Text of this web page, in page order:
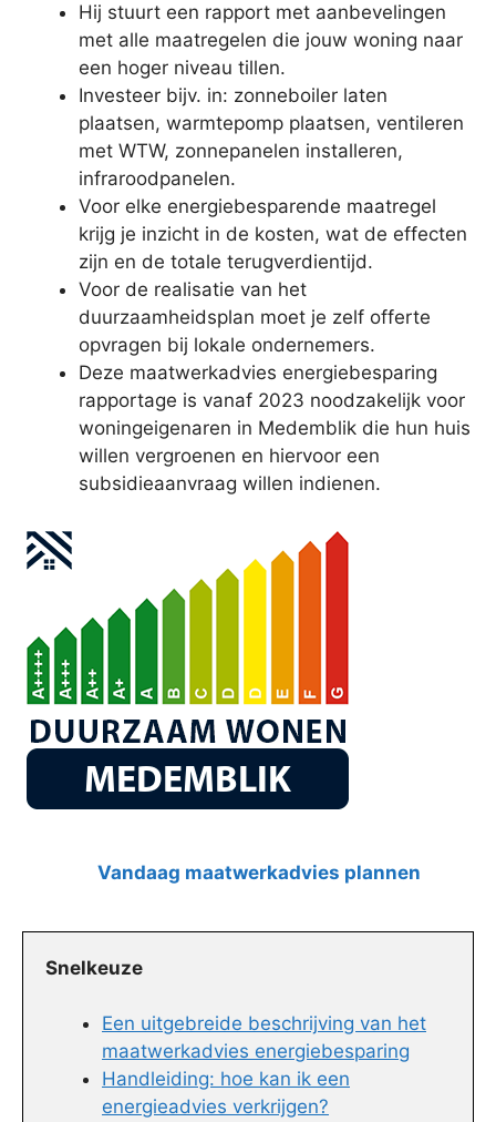
Hij stuurt een rapport met aanbevelingen
met alle maatregelen die jouw woning naar
een hoger niveau tillen.
Investeer bijv. in: zonneboiler laten
plaatsen, warmtepomp plaatsen, ventileren
met WTW, zonnepanelen installeren,
infraroodpanelen.
Voor elke energiebesparende maatregel
krijg je inzicht in de kosten, wat de effecten
zijn en de totale terugverdientijd.
Voor de realisatie van het
duurzaamheidsplan moet je zelf offerte
opvragen bij lokale ondernemers.
Deze maatwerkadvies energiebesparing
rapportage is vanaf 2023 noodzakelijk voor
woningeigenaren in Medemblik die hun huis
willen vergroenen en hiervoor een
subsidieaanvraag willen indienen.
Vandaag maatwerkadvies plannen
Snelkeuze
Een uitgebreide beschrijving van het
maatwerkadvies energiebesparing
Handleiding: hoe kan ik een
energieadvies verkrijgen?